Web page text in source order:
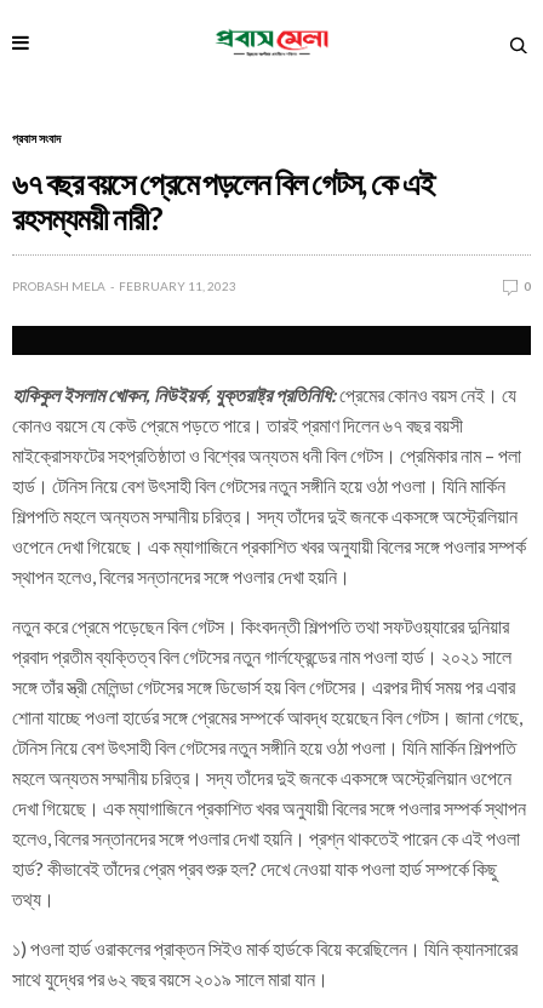
প্রবাস সংবাদ
৬৭ বছর বয়সে প্রেমে পড়লেন বিল গেটস, কে এই
রহসম্যময়ী নারী?
PROBASH MELA FEBRUARY 11, 2023 0
হাকিকুল ইসলাম খোকন, নিউইয়র্ক, যুক্তরাষ্ট্র প্রতিনিধি:প্রেমের কোনও বয়স নেই। যে
কোনও বয়সে যে কেউ প্রেমে পড়তে পারে। তারই প্রমাণ দিলেন ৬৭ বছর বয়সী
মাইক্রোসফটের সহপ্রতিষ্ঠাতা ও বিশ্বের অন্যতম ধনী বিল গেটস। প্রেমিকার নাম – পলা
হার্ড। টেনিস নিয়ে বেশ উৎসাহী বিল গেটসের নতুন সঙ্গীনি হয়ে ওঠা পওলা। যিনি মার্কিন
শিল্পপতি মহলে অন্যতম সম্মানীয় চরিত্র। সদ্য তাঁদের দুই জনকে একসঙ্গে অস্ট্রেলিয়ান
ওপেনে দেখা গিয়েছে। এক ম্যাগাজিনে প্রকাশিত খবর অনুযায়ী বিলের সঙ্গে পওলার সম্পর্ক
স্থাপন হলেও, বিলের সন্তানদের সঙ্গে পওলার দেখা হয়নি।
নতুন করে প্রেমে পড়েছেন বিল গেটস। কিংবদন্তী শিল্পপতি তথা সফটওয়্যারের দুনিয়ার
প্রবাদ প্রতীম ব্যক্তিত্ব বিল গেটসের নতুন গার্লফ্রেন্ডের নাম পওলা হার্ড। ২০২১ সালে
সঙ্গে তাঁর স্ত্রী মেলিন্ডা গেটসের সঙ্গে ডিভোর্স হয় বিল গেটসের। এরপর দীর্ঘ সময় পর এবার
শোনা যাচ্ছে পওলা হার্ডের সঙ্গে প্রেমের সম্পর্কে আবদ্ধ হয়েছেন বিল গেটস। জানা গেছে,
টেনিস নিয়ে বেশ উৎসাহী বিল গেটসের নতুন সঙ্গীনি হয়ে ওঠা পওলা। যিনি মার্কিন শিল্পপতি
মহলে অন্যতম সম্মানীয় চরিত্র। সদ্য তাঁদের দুই জনকে একসঙ্গে অস্ট্রেলিয়ান ওপেনে
দেখা গিয়েছে। এক ম্যাগাজিনে প্রকাশিত খবর অনুযায়ী বিলের সঙ্গে পওলার সম্পর্ক স্থাপন
হলেও, বিলের সন্তানদের সঙ্গে পওলার দেখা হয়নি। প্রশ্ন থাকতেই পারেন কে এই পওলা
হার্ড? কীভাবেই তাঁদের প্রেম প্রব শুরু হল? দেখে নেওয়া যাক পওলা হার্ড সম্পর্কে কিছু
তথ্য।
১) পওলা হার্ড ওরাকলের প্রাক্তন সিইও মার্ক হার্ডকে বিয়ে করেছিলেন। যিনি ক্যানসারের
সাথে যুদ্ধের পর ৬২ বছর বয়সে ২০১৯ সালে মারা যান।